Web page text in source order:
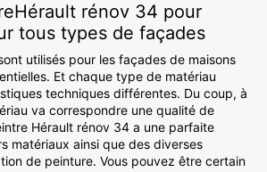
rénov 34 pour
tous types de façades
utilisés pour les façades de maisons
Et chaque type de matériau
techniques différentes. Du coup, à
va correspondre une qualité de
Hérault rénov 34 a une parfaite
matériaux ainsi que des diverses
de peinture. Vous pouvez être certain